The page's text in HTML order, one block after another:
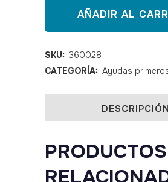
emergencias
4
plegados
con
maletín
AÑADIR AL
SKU: 360028
CATEGORÍA: Ayudas
DESCRIPCIÓN
PRODUCTOS